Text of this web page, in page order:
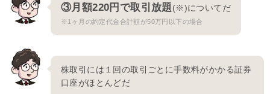
③月額220円で取引放題(※)についてだ
※1ヶ月の約定代金合計額が50万円以下の場合
株取引には１回の取引ごとに手数料がかかる証券
口座がほとんどだ